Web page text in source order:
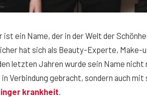
ist ein Name, der in der Welt der
hat sich als Beauty-Experte, Make-
letzten Jahren wurde sein Name
Verbindung gebracht, sondern auch
krankheit.